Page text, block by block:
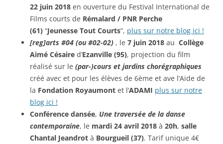
22 juin 2018 en ouverture du Festival International de
Films courts de Rémalard / PNR Perche
(61) “Jeunesse Tout Courts”, plus sur notre blog ici !
[reg]arts #04 (ou #02-02) , le 7 juin 2018 au Collège
Aimé Césaire d’Ezanville (95), projection du film
réalisé sur le (par-)cours et jardins chorégraphiques
créé avec et pour les élèves de 6ème et ave l’Aide de
la Fondation Royaumont et l’ADAMI plus sur notre
blog ici !
Conférence dansée, Une traversée de la danse
contemporaine, le mardi 24 avril 2018 à 20h, salle
Chantal Jeandrot à Bourgueil (37). Tarif unique 4€